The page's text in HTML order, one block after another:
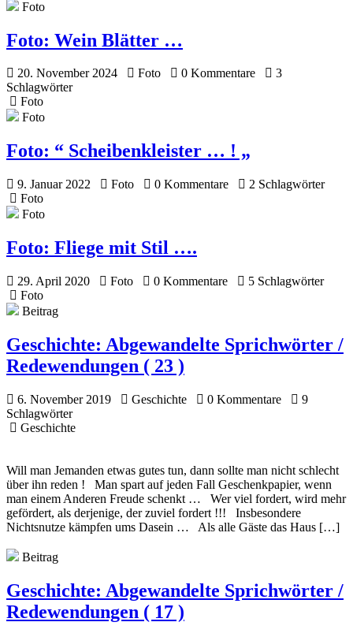
Foto
Foto: Wein Blätter …
20. November 2024 Foto 0 Kommentare
3
Schlagwörter
Foto
Foto
Foto: “ Scheibenkleister … ! „
9. Januar 2022 Foto 0 Kommentare
2 Schlagwörter
Foto
Foto
Foto: Fliege mit Stil ….
29. April 2020 Foto 0 Kommentare
5 Schlagwörter
Foto
Beitrag
Geschichte: Abgewandelte Sprichwörter /
Redewendungen ( 23 )
6. November 2019 Geschichte 0 Kommentare
9
Schlagwörter
Geschichte
Will man Jemanden etwas gutes tun, dann sollte man nicht schlecht
über ihn reden ! Man spart auf jeden Fall Geschenkpapier, wenn
man einem Anderen Freude schenkt … Wer viel fordert, wird mehr
gefördert, als derjenige, der zuviel fordert !!! Insbesondere
Nichtsnutze kämpfen ums Dasein … Als alle Gäste das Haus […]
Beitrag
Geschichte: Abgewandelte Sprichwörter /
Redewendungen ( 17 )